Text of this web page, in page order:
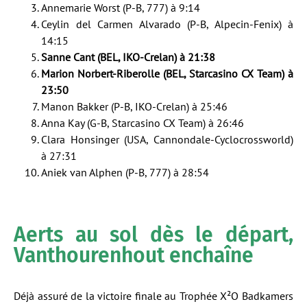
Annemarie Worst (P-B, 777) à 9:14
Ceylin del Carmen Alvarado (P-B, Alpecin-Fenix) à
14:15
Sanne Cant (BEL, IKO-Crelan) à 21:38
Marion Norbert-Riberolle (BEL, Starcasino CX Team) à
23:50
Manon Bakker (P-B, IKO-Crelan) à 25:46
Anna Kay (G-B, Starcasino CX Team) à 26:46
Clara Honsinger (USA, Cannondale-Cyclocrossworld)
à 27:31
Aniek van Alphen (P-B, 777) à 28:54
Aerts au sol dès le départ,
Vanthourenhout enchaîne
Déjà assuré de la victoire finale au Trophée X²O Badkamers